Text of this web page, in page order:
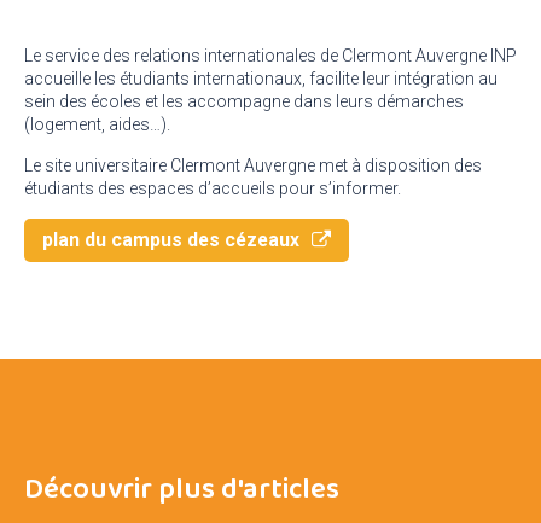
Le service des relations internationales de Clermont Auvergne INP
accueille les étudiants internationaux, facilite leur intégration au
sein des écoles et les accompagne dans leurs démarches
(logement, aides…).
Le site universitaire Clermont Auvergne met à disposition des
étudiants des espaces d’accueils pour s’informer.
plan du campus des cézeaux
Découvrir plus d'articles